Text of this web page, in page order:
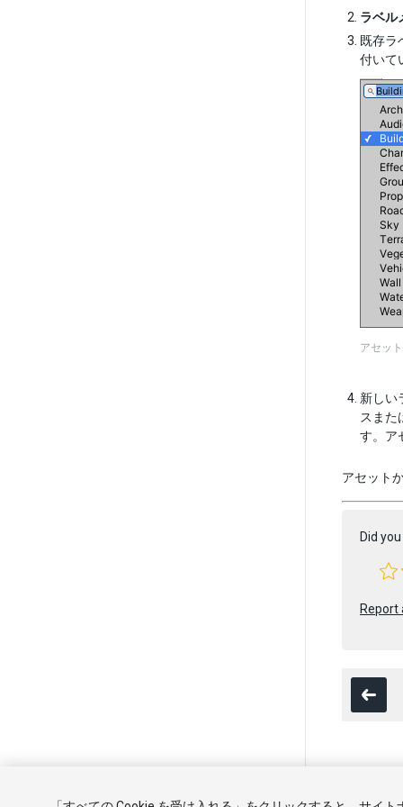
ラベル
既存ラ
付いて
アセッ
新しい
スまた
す。ア
アセット
Did
Report